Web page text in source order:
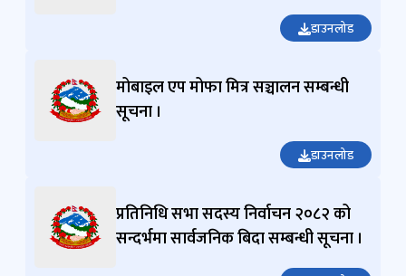
डाउनलोड
मोबाइल एप मोफा मित्र सञ्चालन सम्बन्धी
सूचना ।
डाउनलोड
प्रतिनिधि सभा सदस्य निर्वाचन २०८२ को
सन्दर्भमा सार्वजनिक बिदा सम्बन्धी सूचना ।